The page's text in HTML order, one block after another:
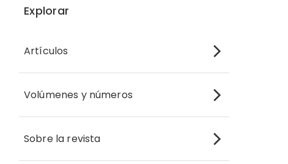
Explorar
Artículos
Volúmenes y números
Sobre la revista